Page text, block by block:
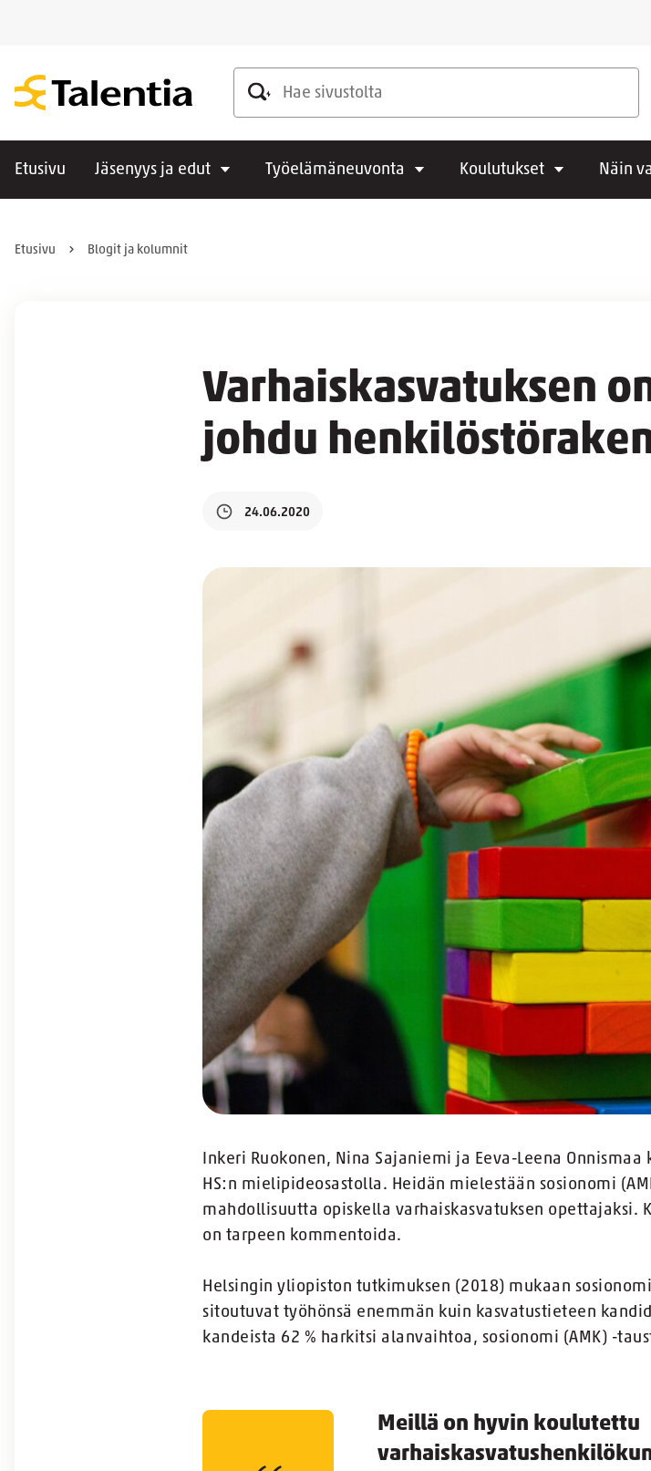
Hae sivustolta
Etusivu Jäsenyys ja edut Työelämäneuvonta Koulutukset Näin
Etusivu Blogit ja kolumnit
Varhaiskasvatuksen
johdu
24.06.2020
Inkeri Ruokonen, Nina Sajaniemi ja Eeva-Leena
HS:n mielipideosastolla. Heidän mielestään sosionomi
mahdollisuutta opiskella varhaiskasvatuksen
on tarpeen kommentoida.
Helsingin yliopiston tutkimuksen (2018) mukaan
sitoutuvat työhönsä enemmän kuin kasvatustieteen
kandeista 62 % harkitsi alanvaihtoa, sosionomi (AMK) -
Meillä on hyvin koulutettu